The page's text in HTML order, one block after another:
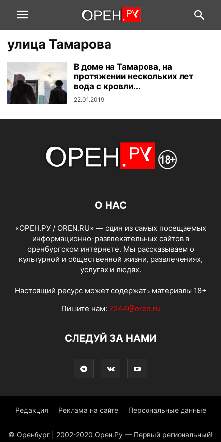
улица Тамарова
В доме на Тамарова, на
протяжении нескольких лет
вода с кровли...
22.01.2019
О НАС
«ОРЕН.РУ / OREN.RU» — один из самых посещаемых
информационно-развлекательных сайтов в
оренбургском интернете. Мы рассказываем о
культурной и общественной жизни, развлечениях,
услугах и людях.
Настоящий ресурс может содержать материалы 18+
Пишите нам: 2244@oren.ru
СЛЕДУЙ ЗА НАМИ
Редакция Реклама на сайте Персональные данные
© Оренбург | 2002-2020 Орен.Ру — Первый региональный!